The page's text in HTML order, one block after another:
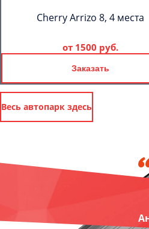
Cherry Arrizo 8, 4 места
от 1500 руб.
Заказать
Весь автопарк здесь